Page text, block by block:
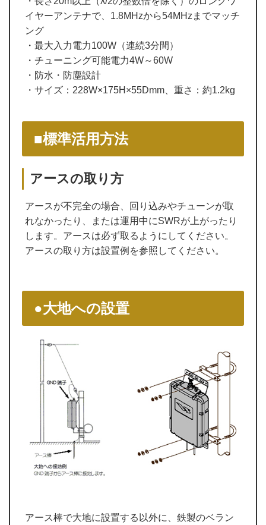
イヤーアンテナで、1.8MHzから54MHzまでマッチ
ング
・最大入力電力100W（連続3分間）
・チューニング可能電力4W～60W
・防水・防塵設計
・サイズ：228W×175H×55Dmm、重さ：約1.2kg
■標準活用方法
アースの取り方
アースが不完全の場合、回り込みやチューンが取
れなかったり、または運用中にSWRが上がったり
します。アースは必ず取るようにしてください。
アースの取り方は設置例を参照してください。
●大地への設置
アース棒で大地に設置する以外に、鉄製のベラン